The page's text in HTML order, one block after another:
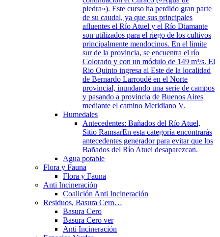
piedra»). Este curso ha perdido gran parte
de su caudal, ya que sus principales
afluentes el Río Atuel y el Río Diamante
son utilizados para el riego de los cultivos
principalmente mendocinos. En el limite
sur de la provincia, se encuentra el río
Colorado y con un módulo de 149 m³/s. El
Rio Quinto ingresa al Este de la localidad
de Bernardo Larroudé en el Norte
provincial, inundando una serie de campos
y pasando a provincia de Buenos Aires
mediante el camino Meridiano V.
Humedales
Antecedentes: Bañados del Río Atuel,
Sitio RamsarEn esta categoría encontrarás
antecedentes generador para evitar que los
Bañados del Río Atuel desaparezcan.
Agua potable
Flora y Fauna
Flora y Fauna
Anti Incineración
Coalición Anti Incineración
Residuos, Basura Cero…
Basura Cero
Basura Cero ver
Anti Incineración